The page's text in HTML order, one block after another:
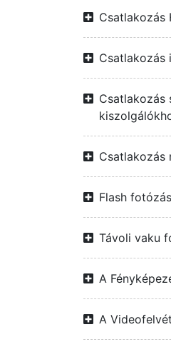
Csatlakozás
Csatlakozás
Csatlakozás
Csatlakozás
Flash fotózás
Távoli vaku
A
A